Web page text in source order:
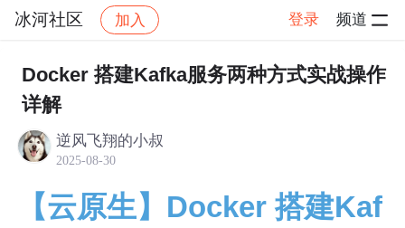
冰河社区 加入 登录 频道
社区 冰河社区 博客分享 帖子详情
Docker 搭建Kafka服务两种方式实战操作
详解
逆风飞翔的小叔
2025-08-30
【云原生】Docker 搭建Kaf